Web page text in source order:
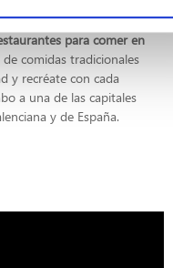
para comer en
comidas tradicionales
y recréate con cada
a una de las capitales
y de España.